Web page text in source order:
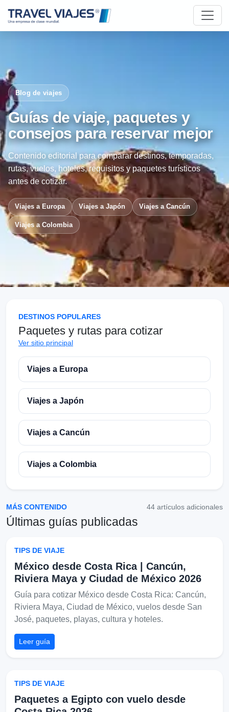
Blog de viajes
Guías de viaje, paquetes y
consejos para reservar mejor
Contenido editorial para comparar destinos, temporadas,
rutas, vuelos, hoteles, requisitos y paquetes turísticos
antes de cotizar.
Viajes a Europa Viajes a Japón Viajes a Cancún
Viajes a Colombia
DESTINOS POPULARES
Paquetes y rutas para cotizar
Ver sitio principal
Viajes a Europa
Viajes a Japón
Viajes a Cancún
Viajes a Colombia
MÁS CONTENIDO
Últimas guías publicadas
44 artículos adicionales
TIPS DE VIAJE
México desde Costa Rica | Cancún,
Riviera Maya y Ciudad de México 2026
Guía para cotizar México desde Costa Rica: Cancún,
Riviera Maya, Ciudad de México, vuelos desde San
José, paquetes, playas, cultura y hoteles.
Leer guía
TIPS DE VIAJE
Paquetes a Egipto con vuelo desde